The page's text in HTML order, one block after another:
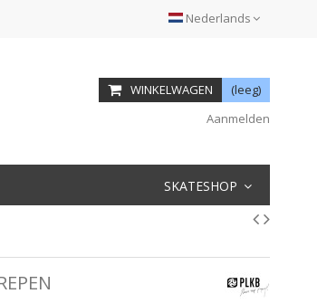
Nederlands
WINKELWAGEN
(leeg)
Aanmelden
SKATESHOP